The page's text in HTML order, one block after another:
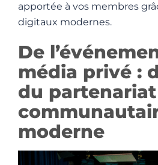
apportée à vos membres
digitaux modernes.
De
média privé :
du partenariat
moderne